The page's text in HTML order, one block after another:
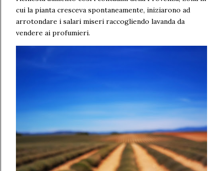
cui la pianta cresceva spontaneamente, iniziarono ad
arrotondare i salari miseri raccogliendo lavanda da
vendere ai profumieri.